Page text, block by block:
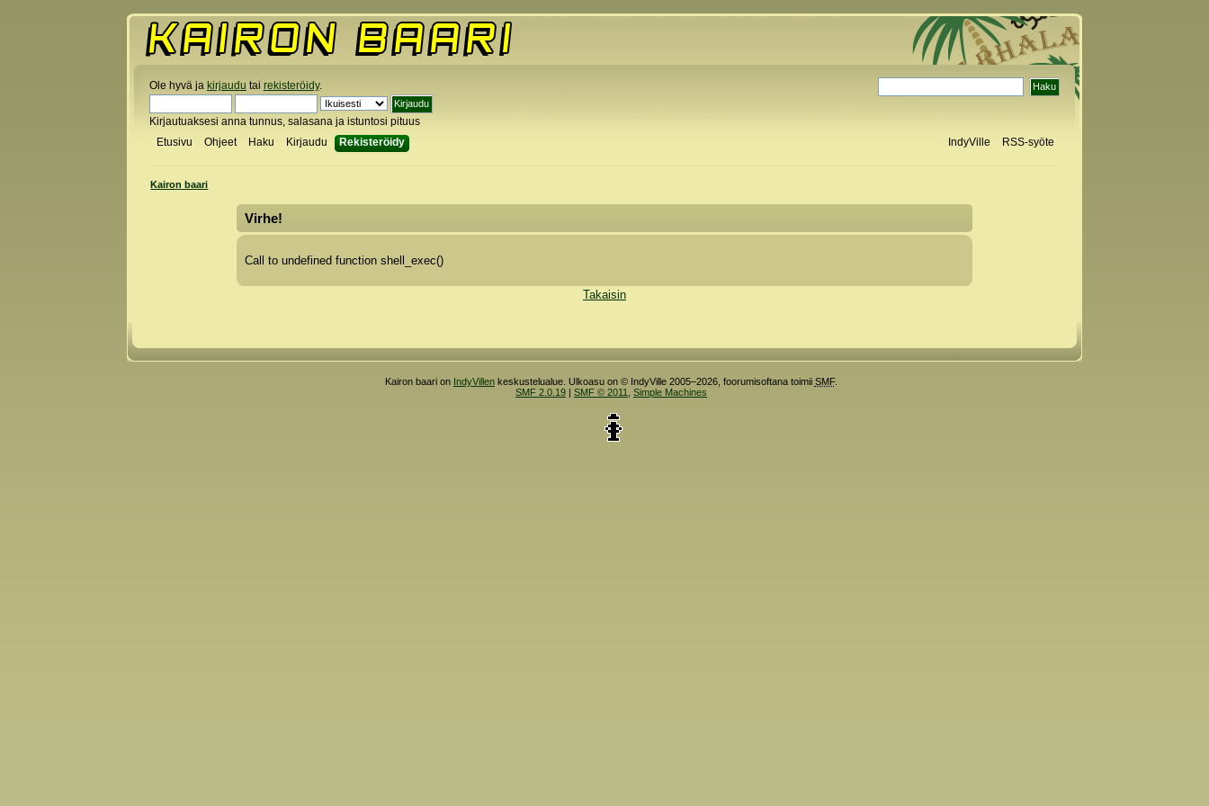
Ole hyvä ja kirjaudu tai rekisteröidy.
Kirjautuaksesi anna tunnus, salasana ja istuntosi pituus
Etusivu
Ohjeet Haku Kirjaudu Rekisteröidy IndyVille RSS-syöte
Kairon baari
Virhe!
Call to undefined function shell_exec()
Takaisin
Kairon baari on IndyVillenkeskustelualue. Ulkoasu on © IndyVille 2005–2026, foorumisoftana toimii SMF.
SMF 2.0.19| SMF © 2011 Simple Machines